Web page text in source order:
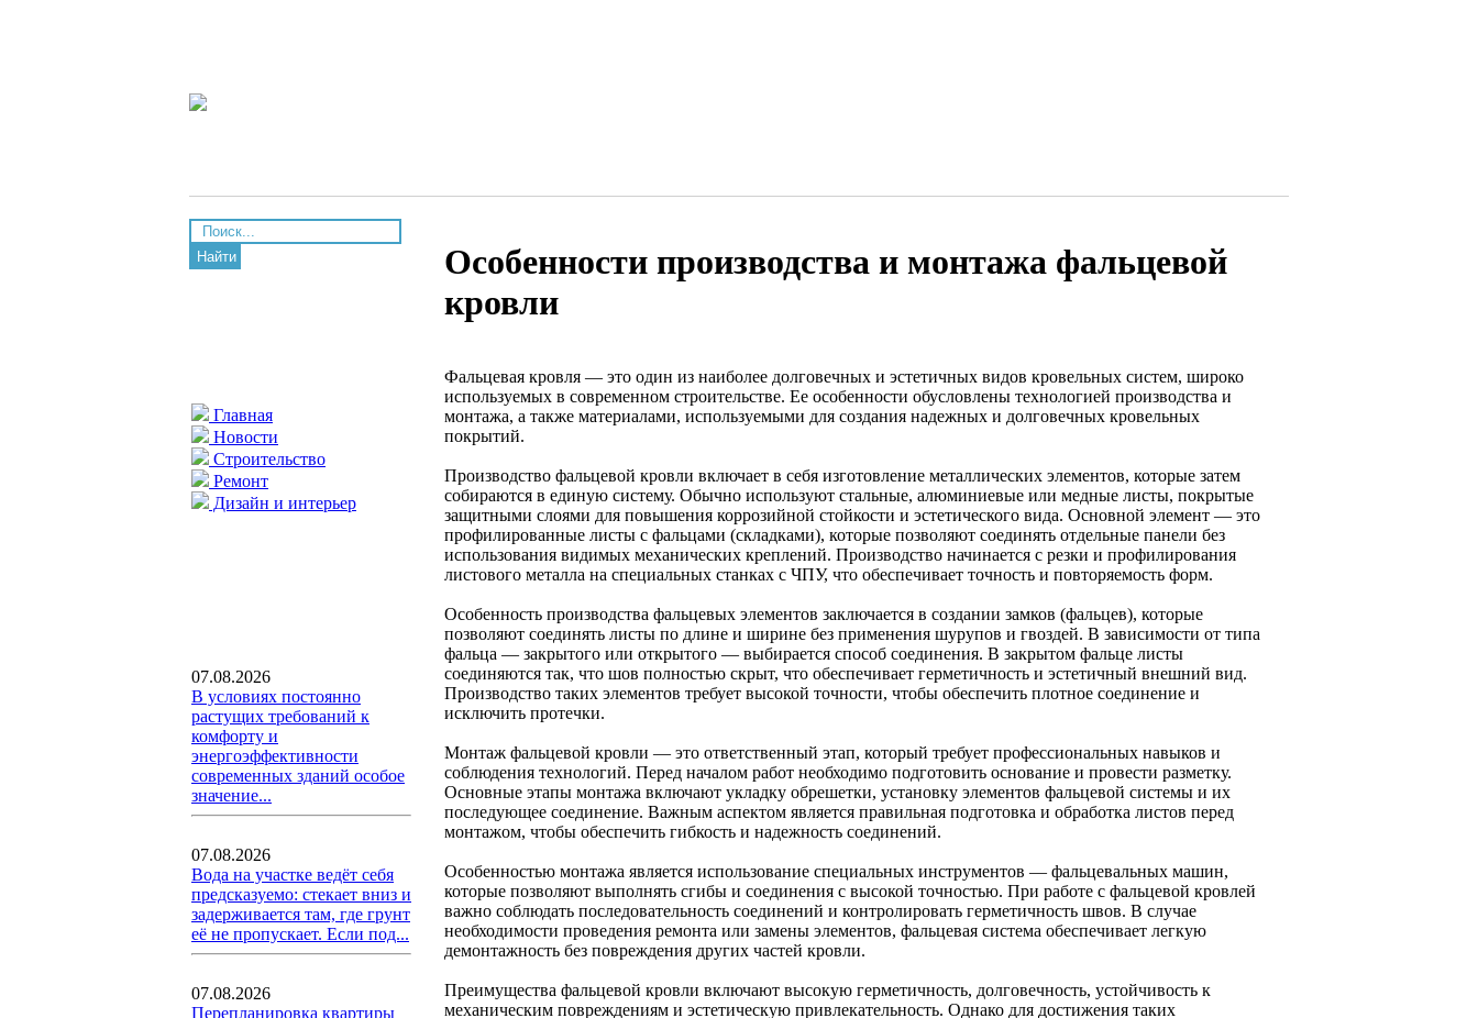
Найти
Главная
Новости
Строительство
Ремонт
Дизайн и интерьер
07.08.2026
В условиях постоянно
растущих требований к
комфорту и
энергоэффективности
современных зданий особое
значение...
07.08.2026
Вода на участке ведёт себя
предсказуемо: стекает вниз и
задерживается там, где грунт
её не пропускает. Если под...
07.08.2026
Перепланировка квартиры
Особенности производства и монтажа фальцевой
кровли
Фальцевая кровля — это один из наиболее долговечных и эстетичных видов кровельных систем, широко
используемых в современном строительстве. Ее особенности обусловлены технологией производства и
монтажа, а также материалами, используемыми для создания надежных и долговечных кровельных
покрытий.
Производство фальцевой кровли включает в себя изготовление металлических элементов, которые затем
собираются в единую систему. Обычно используют стальные, алюминиевые или медные листы, покрытые
защитными слоями для повышения коррозийной стойкости и эстетического вида. Основной элемент — это
профилированные листы с фальцами (складками), которые позволяют соединять отдельные панели без
использования видимых механических креплений. Производство начинается с резки и профилирования
листового металла на специальных станках с ЧПУ, что обеспечивает точность и повторяемость форм.
Особенность производства фальцевых элементов заключается в создании замков (фальцев), которые
позволяют соединять листы по длине и ширине без применения шурупов и гвоздей. В зависимости от типа
фальца — закрытого или открытого — выбирается способ соединения. В закрытом фальце листы
соединяются так, что шов полностью скрыт, что обеспечивает герметичность и эстетичный внешний вид.
Производство таких элементов требует высокой точности, чтобы обеспечить плотное соединение и
исключить протечки.
Монтаж фальцевой кровли — это ответственный этап, который требует профессиональных навыков и
соблюдения технологий. Перед началом работ необходимо подготовить основание и провести разметку.
Основные этапы монтажа включают укладку обрешетки, установку элементов фальцевой системы и их
последующее соединение. Важным аспектом является правильная подготовка и обработка листов перед
монтажом, чтобы обеспечить гибкость и надежность соединений.
Особенностью монтажа является использование специальных инструментов — фальцевальных машин,
которые позволяют выполнять сгибы и соединения с высокой точностью. При работе с фальцевой кровлей
важно соблюдать последовательность соединений и контролировать герметичность швов. В случае
необходимости проведения ремонта или замены элементов, фальцевая система обеспечивает легкую
демонтажность без повреждения других частей кровли.
Преимущества фальцевой кровли включают высокую герметичность, долговечность, устойчивость к
механическим повреждениям и эстетическую привлекательность. Однако для достижения таких